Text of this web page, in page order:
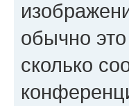
обычно
сколько